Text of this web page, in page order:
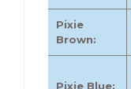
Pixie
Brown:
Pixie Blue: